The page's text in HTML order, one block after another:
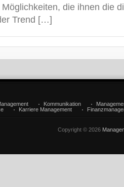
die ihnen die
Trend […]
Kommunikation
Karriere Management
Copyright © 2026